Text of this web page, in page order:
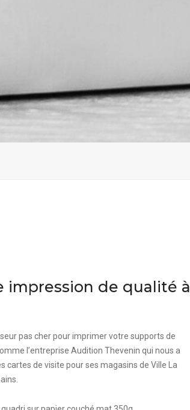
impression de qualité à
pas cher pour imprimer votre supports de
l’entreprise Audition Thevenin qui nous a
cartes de visite pour ses magasins de Ville La